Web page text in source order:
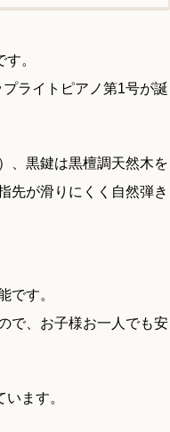
。
ライトピアノ第1号が誕
、黒鍵は黒檀調天然木を
先が滑りにくく自然弾き
です。
で、お子様お一人でも安
ます。